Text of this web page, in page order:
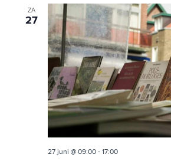
ZA
27
27 juni @ 09:00- 17:00